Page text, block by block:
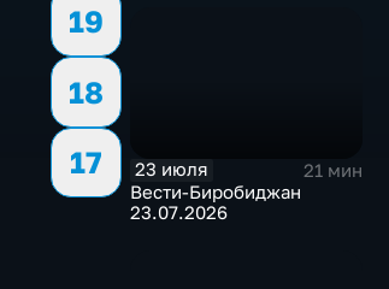
19
18
17
23 июля
21 мин
Вести-Биробиджан
23.07.2026